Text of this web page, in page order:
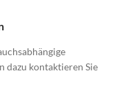
dazu kontaktieren Sie